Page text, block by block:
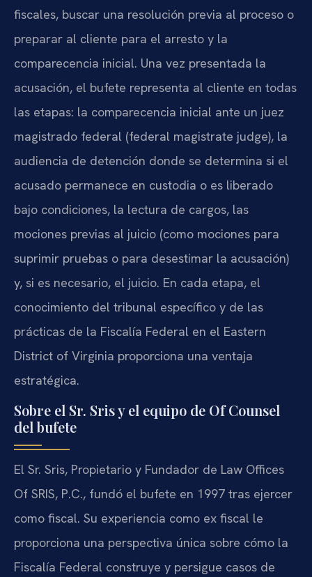
fiscales, buscar una resolución previa al proceso o
preparar al cliente para el arresto y la
comparecencia inicial. Una vez presentada la
acusación, el bufete representa al cliente en todas
las etapas: la comparecencia inicial ante un juez
magistrado federal (federal magistrate judge), la
audiencia de detención donde se determina si el
acusado permanece en custodia o es liberado
bajo condiciones, la lectura de cargos, las
mociones previas al juicio (como mociones para
suprimir pruebas o para desestimar la acusación)
y, si es necesario, el juicio. En cada etapa, el
conocimiento del tribunal específico y de las
prácticas de la Fiscalía Federal en el Eastern
District of Virginia proporciona una ventaja
estratégica.
Sobre el Sr. Sris y el equipo de Of Counsel
del bufete
El Sr. Sris, Propietario y Fundador de Law Offices
Of SRIS, P.C., fundó el bufete en 1997 tras ejercer
como fiscal. Su experiencia como ex fiscal le
proporciona una perspectiva única sobre cómo la
Fiscalía Federal construye y persigue casos de